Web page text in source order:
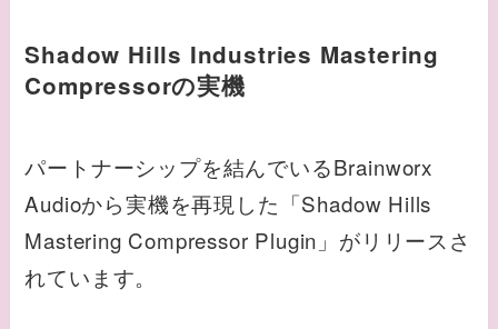
Shadow Hills Industries Mastering
Compressorの実機
パートナーシップを結んでいるBrainworx
Audioから実機を再現した「Shadow Hills
Mastering Compressor Plugin」がリリースさ
れています。